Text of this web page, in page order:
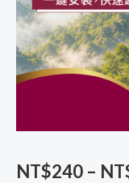
NT$240 –
(可
用
TikTok)
數